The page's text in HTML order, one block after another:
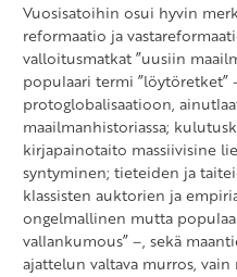
Vuosisatoihin osui hyvin
reformaatio ja
valloitusmatkat ”uusiin
populaari termi ”löytöretket”
protoglobalisaatioon,
maailmanhistoriassa;
kirjapainotaito massiivisine
syntyminen; tieteiden ja
klassisten auktorien ja
ongelmallinen mutta
vallankumous” –, sekä
ajattelun valtava murros,